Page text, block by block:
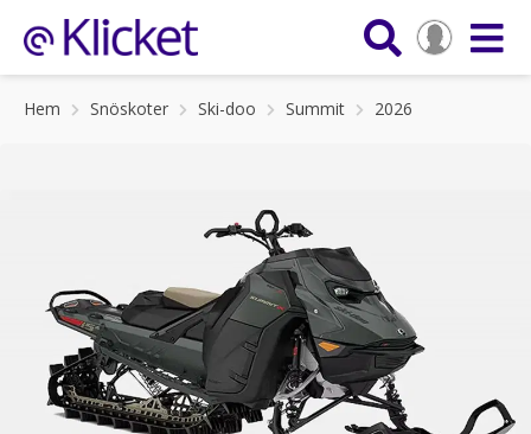
Hem Snöskoter Ski-doo Summit 2026